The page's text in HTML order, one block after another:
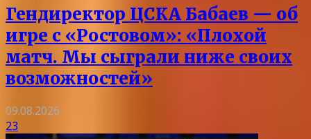
Гендиректор ЦСКА Бабаев — об
игре с «Ростовом»: «Плохой
матч. Мы сыграли ниже своих
возможностей»
09.08.2026
23